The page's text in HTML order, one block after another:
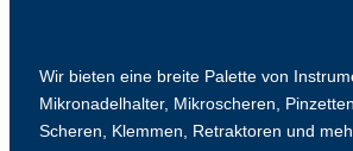
Wir bieten eine breite Palette von
Mikronadelhalter, Mikroscheren,
Scheren, Klemmen, Retraktoren und